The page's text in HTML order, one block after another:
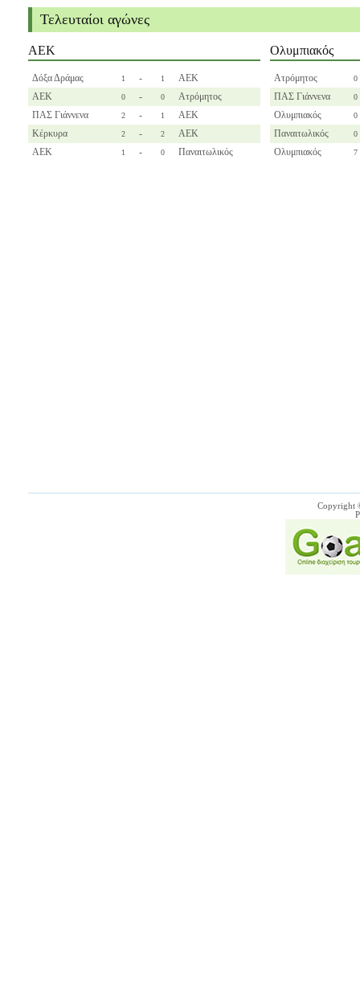
Τελευταίοι αγώνες
ΑΕΚ
Δόξα Δράμας 1 - 1
ΑΕΚ
ΑΕΚ
0 - 0
Ατρόμητος
ΠΑΣ Γιάννενα
2 - 1
ΑΕΚ
Κέρκυρα
2 - 2
ΑΕΚ
ΑΕΚ
1 - 0 Παναιτωλικός
Ολυμπιακός
Ατρόμητος 0
ΠΑΣ Γιάννενα 0
Ολυμπιακός 0
Παναιτωλικός 0
Ολυμπιακός 7
Copyright